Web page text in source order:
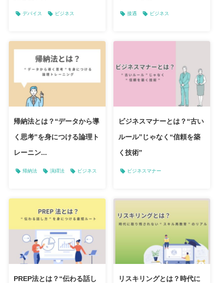
デバイス ビジネス 接遇 ビジネス
帰納法とは？“データから導
く思考”を身につける論理ト
レーニン...
帰納法 演繹法 ビジネス
ビジネスマナーとは？“古い
ルール”じゃなく“信頼を築
く技術”
ビジネスマナー
PREP法とは？“伝わる話し
リスキリングとは？時代に